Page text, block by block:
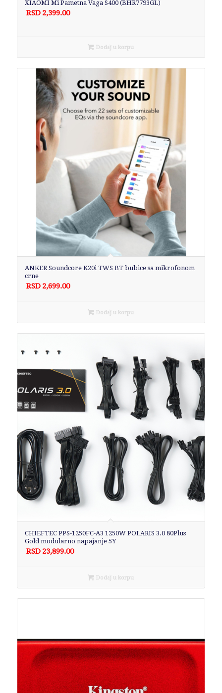
XIAOMI Mi Pametna Vaga S400 (BHR7793GL)
RSD 2,399.00
Dodaj u korpu
ANKER Soundcore K20i TWS BT bubice sa mikrofonom
crne
RSD 2,699.00
Dodaj u korpu
CHIEFTEC PPS-1250FC-A3 1250W POLARIS 3.0 80Plus
Gold modularno napajanje 5Y
RSD 23,899.00
Dodaj u korpu